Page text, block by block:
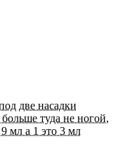
две насадки
туда не ногой,
мл а 1 это 3 мл